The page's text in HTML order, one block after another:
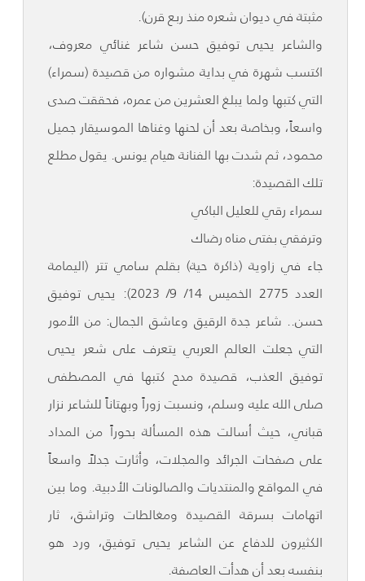
مثبتة في ديوان شعره منذ ربع قرن).
والشاعر يحيى توفيق حسن شاعر غنائي معروف،
اكتسب شهرة في بداية مشواره من قصيدة (سمراء)
التي كتبها ولما يبلغ العشرين من عمره، فحققت صدى
واسعاً، وبخاصة بعد أن لحنها وغناها الموسيقار جميل
محمود، ثم شدت بها الفنانة هيام يونس. يقول مطلع
تلك القصيدة:
سمراء رقي للعليل الباكي
وترفقي بفتى مناه رضاك
جاء في زاوية (ذاكرة حية) بقلم سامي تتر (اليمامة
العدد 2775 الخميس 14/ 9/ 2023): يحيى توفيق
حسن.. شاعر جدة الرقيق وعاشق الجمال: من الأمور
التي جعلت العالم العربي يتعرف على شعر يحيى
توفيق العذب، قصيدة مدح كتبها في المصطفى
صلى الله عليه وسلم، ونسبت زوراً وبهتاناً للشاعر نزار
قباني، حيث أسالت هذه المسألة بحوراً من المداد
على صفحات الجرائد والمجلات، وأثارت جدلاً واسعاً
في المواقع والمنتديات والصالونات الأدبية. وما بين
اتهامات بسرقة القصيدة ومغالطات وتراشق، ثار
الكثيرون للدفاع عن الشاعر يحيى توفيق، ورد هو
بنفسه بعد أن هدأت العاصفة.